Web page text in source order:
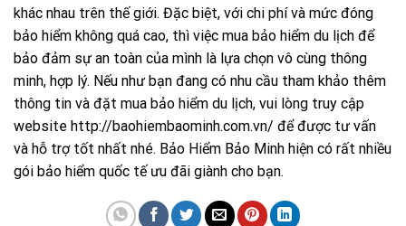
khác nhau trên thế giới. Đặc biệt, với chi phí và mức đóng
bảo hiểm không quá cao, thì việc mua bảo hiểm du lịch để
bảo đảm sự an toàn của mình là lựa chọn vô cùng thông
minh, hợp lý. Nếu như bạn đang có nhu cầu tham khảo thêm
thông tin và đặt mua bảo hiểm du lịch, vui lòng truy cập
website http://baohiembaominh.com.vn/ để được tư vấn
và hỗ trợ tốt nhất nhé. Bảo Hiểm Bảo Minh hiện có rất nhiều
gói bảo hiểm quốc tế ưu đãi giành cho bạn.